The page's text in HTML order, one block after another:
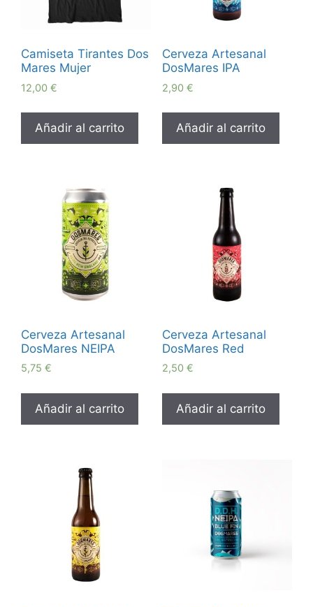
Camiseta Tirantes Dos
Mares Mujer
12,00 €
Añadir al carrito
Cerveza Artesanal
DosMares IPA
2,90 €
Añadir al carrito
Cerveza Artesanal
DosMares NEIPA
5,75 €
Añadir al carrito
Cerveza Artesanal
DosMares Red
2,50 €
Añadir al carrito